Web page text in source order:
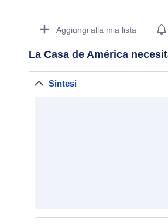
Procurement Detail
Aggiungi alla mia lista
La Casa de América
Sintesi